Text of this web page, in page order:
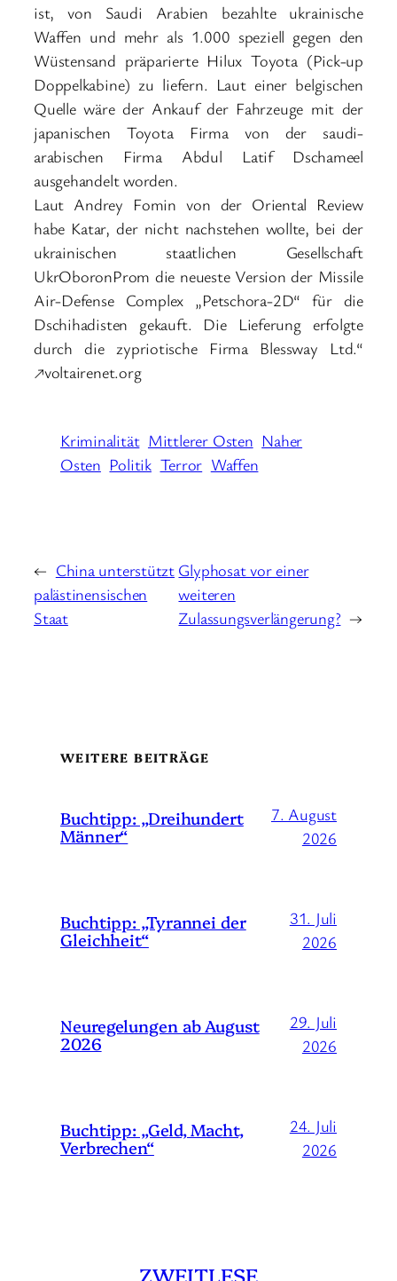
ist, von Saudi Arabien bezahlte ukrainische
Waffen und mehr als 1.000 speziell gegen den
Wüstensand präparierte Hilux Toyota (Pick-up
Doppelkabine) zu liefern. Laut einer belgischen
Quelle wäre der Ankauf der Fahrzeuge mit der
japanischen Toyota Firma von der saudi-
arabischen Firma Abdul Latif Dschameel
ausgehandelt worden.
Laut Andrey Fomin von der Oriental Review
habe Katar, der nicht nachstehen wollte, bei der
ukrainischen staatlichen Gesellschaft
UkrOboronProm die neueste Version der Missile
Air-Defense Complex „Petschora-2D“ für die
Dschihadisten gekauft. Die Lieferung erfolgte
durch die zypriotische Firma Blessway Ltd.“
↗voltairenet.org
Kriminalität Mittlerer Osten Naher
Osten Politik Terror Waffen
← China unterstützt
palästinensischen
Staat
Glyphosat vor einer
weiteren
Zulassungsverlängerung? →
WEITERE BEITRÄGE
Buchtipp: „Dreihundert
Männer“
7. August
2026
Buchtipp: „Tyrannei der
Gleichheit“
31. Juli
2026
Neuregelungen ab August
2026
29. Juli
2026
Buchtipp: „Geld, Macht,
Verbrechen“
24. Juli
2026
ZWEITLESE